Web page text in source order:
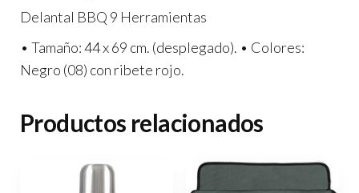
Delantal BBQ 9 Herramientas
• Tamaño: 44 x 69 cm. (desplegado). • Colores:
Negro (08) con ribete rojo.
Productos relacionados